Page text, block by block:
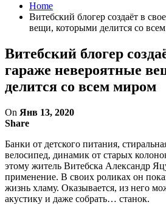
Home
Витебский блогер создаёт в
вещи, которыми делится со
Витебский блогер
гараже невероятные
делится со всем миром
On Янв 13, 2020
Share
Банки от детского питания,
велосипед, динамик от старых
этому житель Витебска Александр
применение. В своих роликах он
жизнь хламу. Оказывается, из него
акустику и даже собрать… станок.